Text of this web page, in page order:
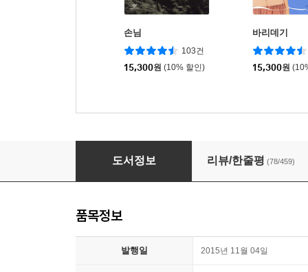
손님
103건
15,300원 (10% 할인)
바리데기
15,300원
해질 무렵
도서정보 리뷰/한줄평 (78/459)
품목정보
발행일 2015년 11월 04일